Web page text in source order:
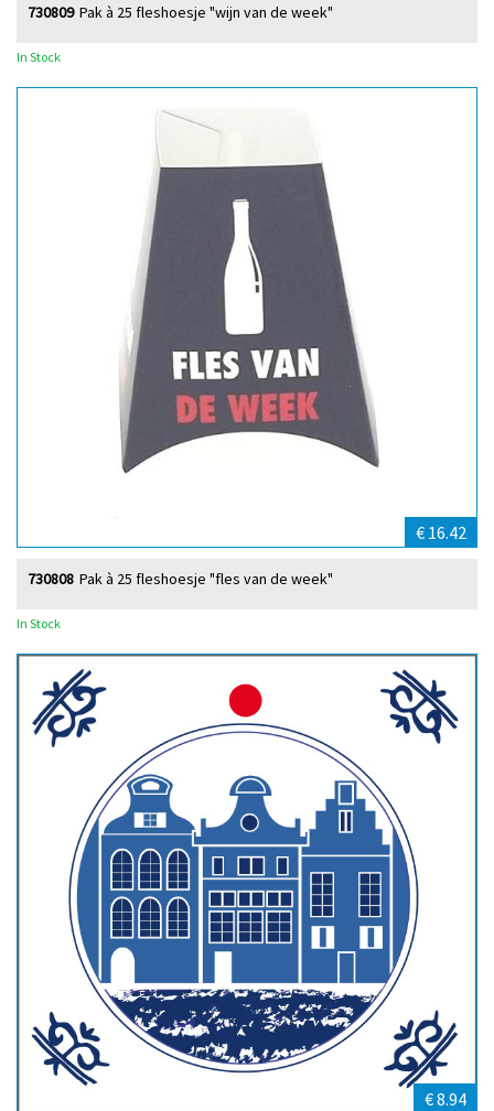
Pak à 25 fleshoesje "wijn van de week"
730809
In Stock
€ 16.42
Pak à 25 fleshoesje "fles van de week"
730808
In Stock
€ 8.94